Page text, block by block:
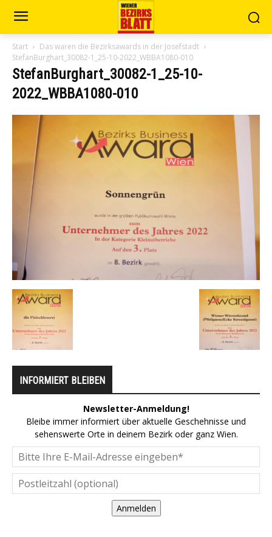
Start
Das waren die Bezirksawards in der Josefstadt
StefanBurghart_30082-1_25-10-2022_WBBA1080-010
StefanBurghart_30082-1_25-10-
2022_WBBA1080-010
INFORMIERT BLEIBEN
Newsletter-Anmeldung!
Bleibe immer informiert über aktuelle Geschehnisse und
sehenswerte Orte in deinem Bezirk oder ganz Wien.
Anmelden